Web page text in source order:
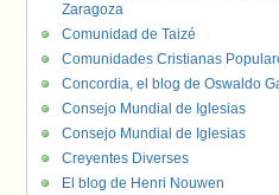
Zaragoza
Comunidad de Taizé
Comunidades Cristianas
Concordia, el blog de Oswaldo
Consejo Mundial de Iglesias
Consejo Mundial de Iglesias
Creyentes Diverses
El blog de Henri Nouwen